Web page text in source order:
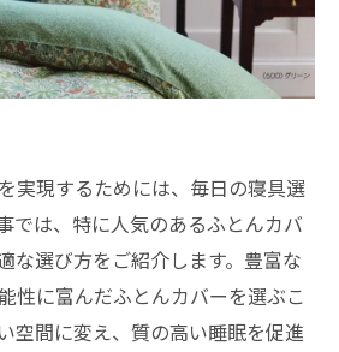
実現するためには、毎日の寝具選
では、特に人気のあるふとんカバ
な選び方をご紹介します。豊富な
性に富んだふとんカバーを選ぶこ
空間に変え、質の高い睡眠を促進